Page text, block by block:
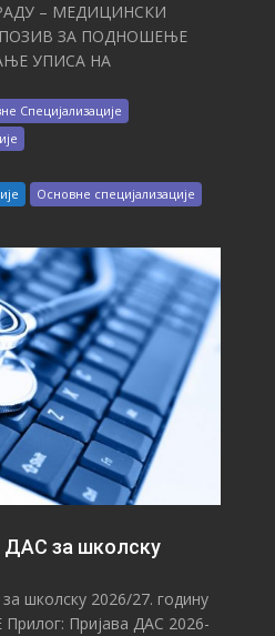
– МЕДИЦИНСКИ
ПОЗИВ ЗА ПОДНОШЕЊЕ
УПИСА НА
Специјализације
Основне специјализације
ДАС за школску
школску 2026/27. годину
Пријава ДАС 2026-